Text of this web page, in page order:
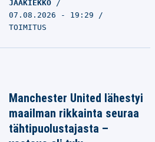
JÄÄKIEKKO
07.08.2026 - 19:29
TOIMITUS
Manchester United lähestyi
maailman rikkainta seuraa
tähtipuolustajasta –